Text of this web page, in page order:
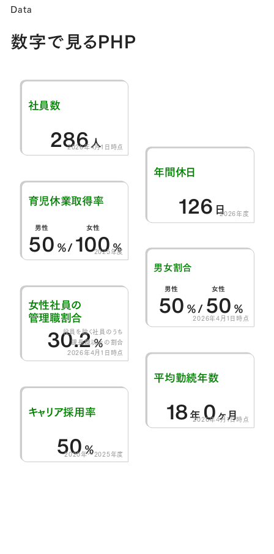
Data
数字で見るPHP
社員数
286人
2026年4月1日時点
年間休日
126 日2026年度
育児休業取得率
男性
50 ％/
女性
100％
2025年度
男女割合
男性
50 ％/
女性
50 ％
2026年4月1日時点
女性社員の
管理職割合
30.2％
役員を除く社員のうち
課長職以上の割合
2026年4月1日時点
平均勤続年数
18年0ヶ月
2026年4月1日時点
キャリア採用率
50％
2020年～2025年度